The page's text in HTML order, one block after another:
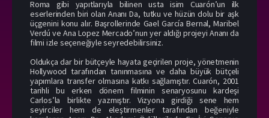
Roma gibi yapıtlarıyla bilinen usta isim Cuarón’un ilk
eserlerinden biri olan Ananı Da, tutku ve hüzün dolu bir aşk
üçgenini konu alır. Başrollerinde Gael García Bernal, Maribel
Verdú ve Ana Lopez Mercado’nun yer aldığı projeyi Ananı da
filmi izle seçeneğiyle seyredebilirsiniz.
Oldukça dar bir bütçeyle hayata geçirilen proje, yönetmenin
Hollywood tarafından tanınmasına ve daha büyük bütçeli
yapımlara transfer olmasına katkı sağlamıştır. Cuarón, 2001
tarihli bu erken dönem filminin senaryosunu kardeşi
Carlos’la birlikte yazmıştır. Vizyona girdiği sene hem
seyirciler hem de eleştirmenler tarafından beğeniyle